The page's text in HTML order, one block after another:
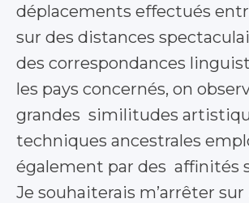
déplacements effectués
sur des distances
des correspondances
les pays concernés, on
grandes similitudes
techniques ancestrales
également par des affinités
Je souhaiterais m’arrêter